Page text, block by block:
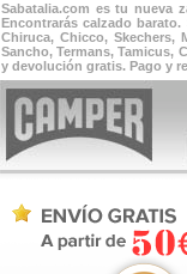
Sabatalia.com es tu nueva
Encontrarás calzado
Chiruca, Chicco, Skechers,
Sancho, Termans, Tamicus,
y devolución gratis. Pago y